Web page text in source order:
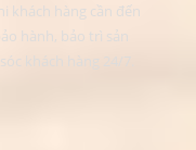
khách hàng cần đến
hành, bảo trì sản
khách hàng 24/7.